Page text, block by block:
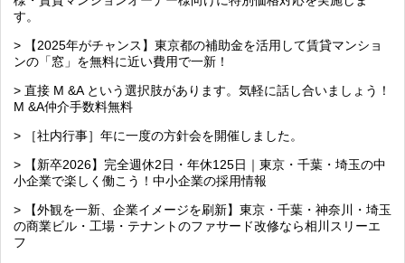
す。
> 【2025年がチャンス】東京都の補助金を活用して賃貸マンショ
ンの「窓」を無料に近い費用で一新！
> 直接 M &A という選択肢があります。気軽に話し合いましょう！
M &A仲介手数料無料
> ［社内行事］年に一度の方針会を開催しました。
> 【新卒2026】完全週休2日・年休125日｜東京・千葉・埼玉の中
小企業で楽しく働こう！中小企業の採用情報
> 【外観を一新、企業イメージを刷新】東京・千葉・神奈川・埼玉
の商業ビル・工場・テナントのファサード改修なら相川スリーエ
フ